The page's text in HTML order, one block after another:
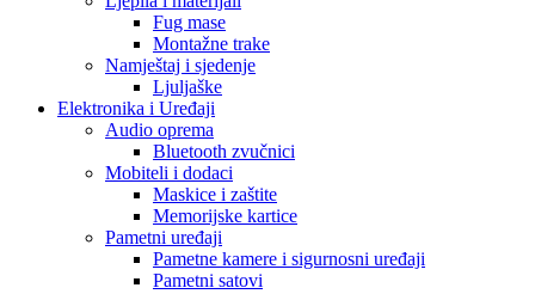
Fug mase
Montažne trake
Namještaj i sjedenje
Ljuljaške
Elektronika i Uređaji
Audio oprema
Bluetooth zvučnici
Mobiteli i dodaci
Maskice i zaštite
Memorijske kartice
Pametni uređaji
Pametne kamere i sigurnosni uređaji
Pametni satovi